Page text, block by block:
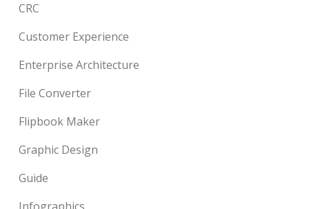
CRC
Customer Experience
Enterprise Architecture
File Converter
Flipbook Maker
Graphic Design
Guide